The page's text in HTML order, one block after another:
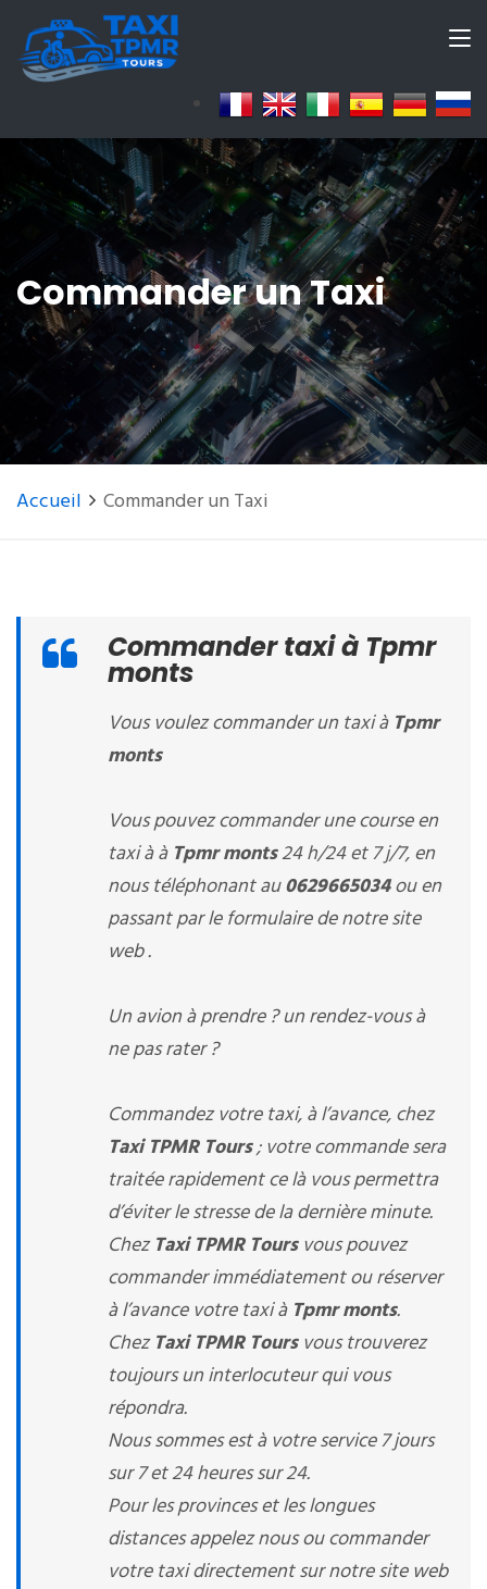
Commander un Taxi
Accueil Commander un Taxi
Commander taxi à Tpmr
monts
Vous voulez commander un taxi à Tpmr
monts
Vous pouvez commander une course en
taxi à à Tpmr monts24 h/24 et 7 j/7, en
nous téléphonant au0629665034ou en
passant par le formulaire de notre site
web .
Un avion à prendre ? un rendez-vous à
ne pas rater ?
Commandez votre taxi, à l’avance, chez
Taxi TPMR Tours; votre commande sera
traitée rapidement ce là vous permettra
d’éviter le stresse de la dernière minute.
ChezTaxi TPMR Toursvous pouvez
commander immédiatement ou réserver
à l’avance votre taxi à Tpmr monts.
ChezTaxi TPMR Toursvous trouverez
toujours un interlocuteur qui vous
répondra.
Nous sommes est à votre service 7 jours
sur 7 et 24 heures sur 24.
Pour les provinces et les longues
distances appelez nous ou commander
votre taxi directement sur notre site web